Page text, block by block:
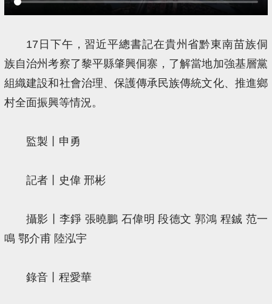
17日下午，習近平總書記在貴州省黔東南苗族侗
族自治州考察了黎平縣肇興侗寨，了解當地加強基層黨
組織建設和社會治理、保護傳承民族傳統文化、推進鄉
村全面振興等情況。
監製丨申勇
記者丨史偉 邢彬
攝影丨李錚 張曉鵬 石偉明 段德文 郭鴻 程鋮 范一
鳴 鄂介甫 陸泓宇
錄音丨程愛華